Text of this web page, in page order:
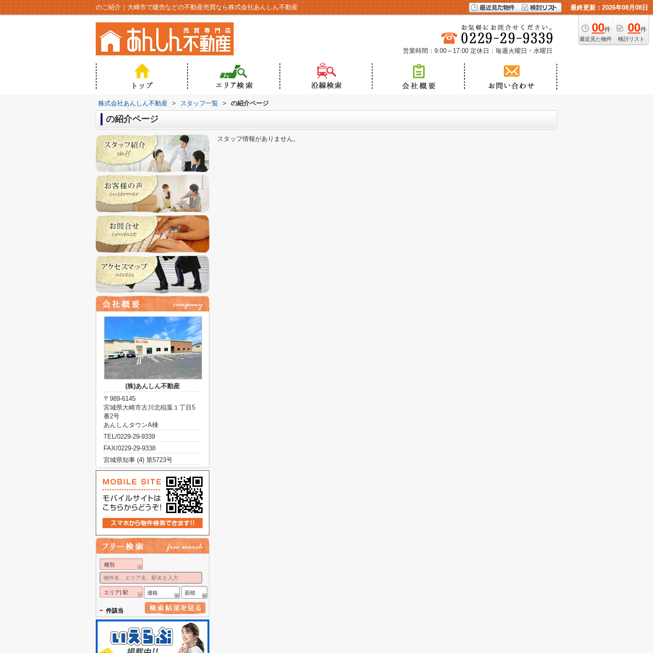
のご紹介｜大崎市で建売などの不動産売買なら株式会社あんしん不動産 最終更新：2026年08月08日
00件
最近見た物件
00件
検討リスト
営業時間：9:00～17:00 定休日：毎週火曜日・水曜日
株式会社あんしん不動産 > スタッフ一覧 > の紹介ページ
の紹介ページ
スタッフ情報がありません。
(株)あんしん不動産
〒989-6145
宮城県大崎市古川北稲葉１丁目5
番2号
あんしんタウンA棟
TEL/0229-29-9339
FAX/0229-29-9338
宮城県知事 (4) 第5723号
種別
エリア| 駅 価格 面積
- 件該当